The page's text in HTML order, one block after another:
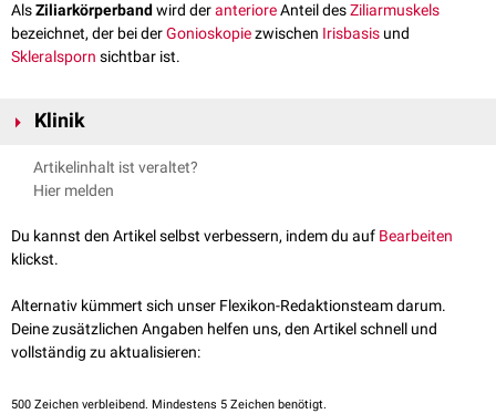
AlsZiliarkörperband wird deranterioreAnteil desZiliarmuskels
bezeichnet, der bei derGonioskopiezwischen Irisbasis und
Skleralsporn sichtbar ist.
Klinik
Das Ziliarkörperband ist eine Orientierungmarke für die Beurteilung des
Kammerwinkels
Artikelinhalt ist veraltet?
Hier melden
Du kannst den Artikel selbst verbessern, indem du auf Bearbeiten
klickst.
Alternativ kümmert sich unser Flexikon-Redaktionsteam darum.
Deine zusätzlichen Angaben helfen uns, den Artikel schnell und
vollständig zu aktualisieren:
500 Zeichen verbleibend. Mindestens 5 Zeichen benötigt.